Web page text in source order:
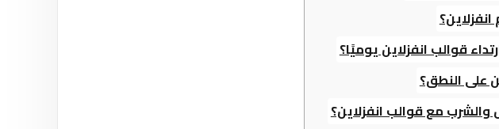
قوالب انفزلاين يوميًا؟
على النطق؟
مع قوالب انفزلاين؟